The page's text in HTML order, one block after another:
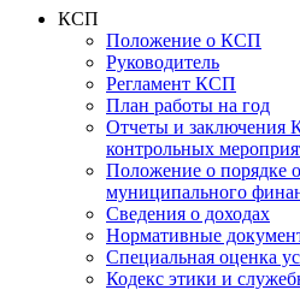
КСП
Положение о КСП
Руководитель
Регламент КСП
План работы на год
Отчеты и заключения
контрольных
Положение о порядке
муниципального
Сведения о доходах
Нормативные
Специальная оценка
Кодекс этики и